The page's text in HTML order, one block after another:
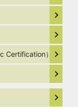
Certification）